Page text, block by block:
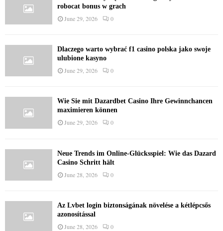
robocat bonus w grach
June 29, 2026 0
Dlaczego warto wybrać f1 casino polska jako swoje
ulubione kasyno
June 29, 2026 0
Wie Sie mit Dazardbet Casino Ihre Gewinnchancen
maximieren können
June 29, 2026 0
Neue Trends im Online-Glücksspiel: Wie das Dazard
Casino Schritt hält
June 28, 2026 0
Az Lvbet login biztonságának növelése a kétlépcsős
azonosítással
June 28, 2026 0